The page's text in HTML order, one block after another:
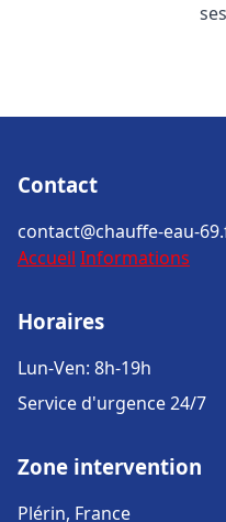
Contact
contact@chauffe-eau-
Accueil Informations
Horaires
Lun-Ven: 8h-19h
Service d'urgence 24/7
Zone intervention
Plérin, France